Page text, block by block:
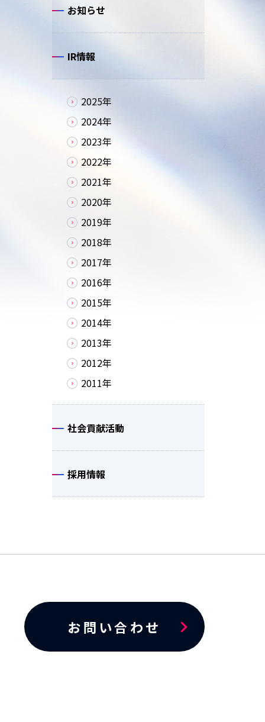
お知らせ
IR情報
2025年
2024年
2023年
2022年
2021年
2020年
2019年
2018年
2017年
2016年
2015年
2014年
2013年
2012年
2011年
社会貢献活動
採用情報
お問い合わせ